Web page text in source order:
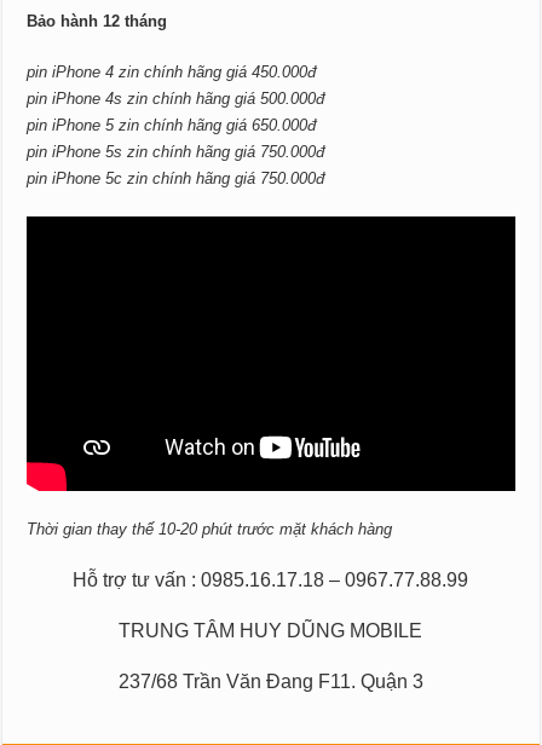
Bảo hành 12 tháng
pin iPhone 4 zin chính hãng giá 450.000đ
pin iPhone 4s zin chính hãng giá 500.000đ
pin iPhone 5 zin chính hãng giá 650.000đ
pin iPhone 5s zin chính hãng giá 750.000đ
pin iPhone 5c zin chính hãng giá 750.000đ
Thời gian thay thế 10-20 phút trước mặt khách hàng
Hỗ trợ tư vấn : 0985.16.17.18 – 0967.77.88.99
TRUNG TÂM HUY DŨNG MOBILE
237/68 Trần Văn Đang F11. Quận 3